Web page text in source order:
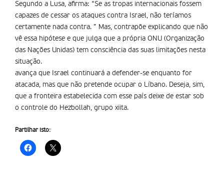
Segundo a Lusa, afirma: “Se as tropas internacionais fossem
capazes de cessar os ataques contra Israel, não terí­amos
certamente nada contra. ” Mas, contrapõe explicando que não
vê essa hipótese e que julga que a própria ONU (Organização
das Nações Unidas) tem consciência das suas limitações nesta
situação.
avança que Israel continuará a defender-se enquanto for
atacada, mas que não pretende ocupar o Líbano. Deseja, sim,
que a fronteira estabelecida com esse país deixe de estar sob
o controle do Hezbollah, grupo xiita.
Partilhar isto: